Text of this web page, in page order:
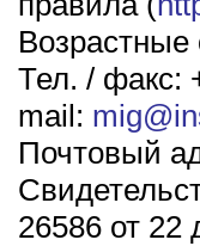
Возрастные
Тел. / факс:
mail:
Почтовый
26586 от 22